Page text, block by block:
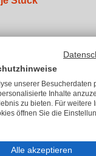
unserer Besucherdaten
Inhalte
zu bieten. Für weitere
öffnen Sie die
Alle akzeptieren